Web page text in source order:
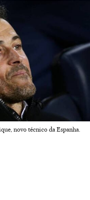
novo técnico da Espanha.